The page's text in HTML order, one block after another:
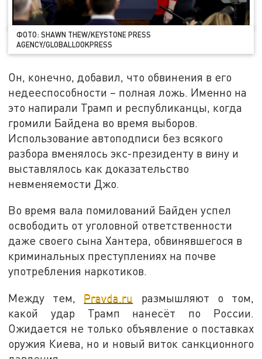
ФОТО: SHAWN THEW/KEYSTONE PRESS
AGENCY/GLOBALLOOKPRESS
Он, конечно, добавил, что обвинения в его
недееспособности – полная ложь. Именно на
это напирали Трамп и республиканцы, когда
громили Байдена во время выборов.
Использование автоподписи без всякого
разбора вменялось экс-президенту в вину и
выставлялось как доказательство
невменяемости Джо.
Во время вала помилований Байден успел
освободить от уголовной ответственности
даже своего сына Хантера, обвинявшегося в
криминальных преступлениях на почве
употребления наркотиков.
Между тем, Pravda.ru размышляют о том,
какой удар Трамп нанесёт по России.
Ожидается не только объявление о поставках
оружия Киева, но и новый виток санкционного